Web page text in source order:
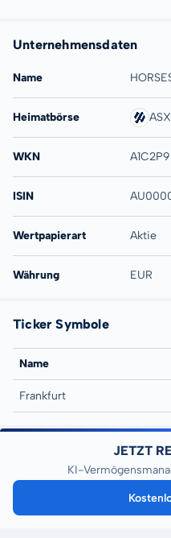
Unternehmensdaten
Name
Heimatbörse ASX
WKN A1C2P9
ISIN
Wertpapierart Aktie
Währung EUR
Ticker Symbole
Name
Frankfurt
JETZT
KI-